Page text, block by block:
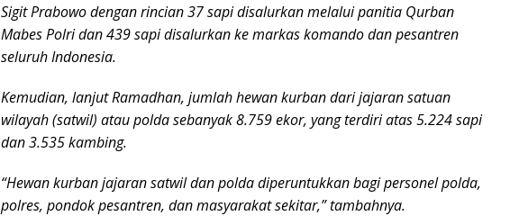
Sigit Prabowo dengan rincian 37 sapi disalurkan melalui panitia Qurban
Mabes Polri dan 439 sapi disalurkan ke markas komando dan pesantren
seluruh Indonesia.
Kemudian, lanjut Ramadhan, jumlah hewan kurban dari jajaran satuan
wilayah (satwil) atau polda sebanyak 8.759 ekor, yang terdiri atas 5.224 sapi
dan 3.535 kambing.
“Hewan kurban jajaran satwil dan polda diperuntukkan bagi personel polda,
polres, pondok pesantren, dan masyarakat sekitar,” tambahnya.